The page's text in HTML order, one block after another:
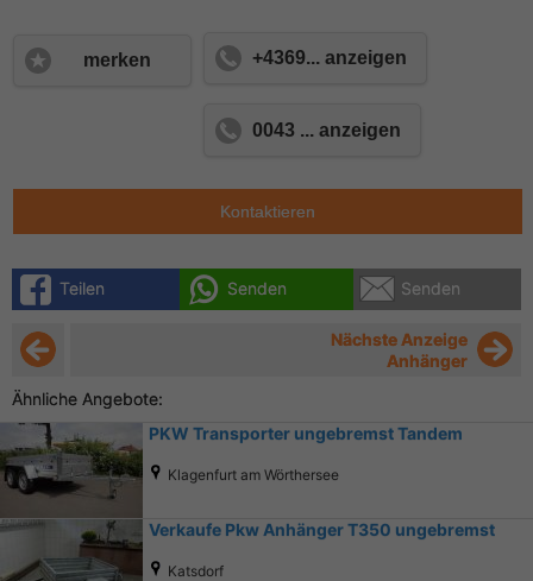
merken +4369... anzeigen
0043 ... anzeigen
Kontaktieren
Teilen Senden Senden
Nächste Anzeige
Anhänger
Ähnliche Angebote:
PKW Transporter ungebremst Tandem
Klagenfurt am Wörthersee
Verkaufe Pkw Anhänger T350 ungebremst
Katsdorf